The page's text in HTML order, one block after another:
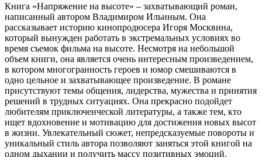
Книга «Напряжение на высоте» – захватывающий роман,
написанный автором Владимиром Ильиным. Она
рассказывает историю кинопродюсера Игоря Москвина,
который вынужден работать в экстремальных условиях во
время съемок фильма на высоте. Несмотря на небольшой
объем книги, она является очень интересным произведением,
в котором многогранность героев и юмор смешиваются в
одно цельное и захватывающее произведение. В романе
присутствуют темы общения, лидерства, мужества и принятия
решений в трудных ситуациях. Она прекрасно подойдет
любителям приключенческой литературы, а также тем, кто
ищет вдохновение и мотивацию для достижения новых высот
в жизни. Увлекательный сюжет, непредсказуемые повороты и
уникальный стиль автора позволяют заняться этой книгой на
одном дыхании и получить массу позитивных эмоций.